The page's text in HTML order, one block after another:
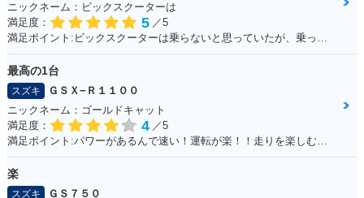
ニックネーム：ビックスクーターは
満足度：
5 ／5
満足ポイント:ビックスクーターは乗らないと思っていたが、乗ってみると離れなれなくなった。 運転しやすい！メットイン大きい！走りのストレスもない！ 通勤・通学にぴったりで、とても良い足☆ カスタムパーツも多くて楽しい！結局楽しいオススメの一台になりました！
最高の1台
スズキ
ＧＳＸ−Ｒ１１００
ニックネーム：ゴールドキャット
満足度：
4 ／5
満足ポイント:パワーがあるんで速い！運転が楽！！走りを楽しむにはもってこいの1台！足回りかえるとかなり乗りやすくなります
楽
スズキ
ＧＳ７５０